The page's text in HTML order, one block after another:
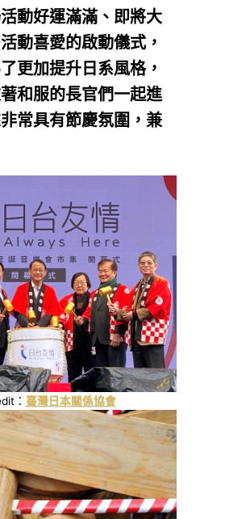
動好運滿滿、即將大
動喜愛的啟動儀式，
更加提升日系風格，
和服的長官們一起進
常具有節慶氛圍，兼
： 臺灣日本關係協會